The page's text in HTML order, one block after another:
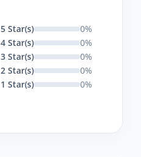
5 Star(s)
0%
4 Star(s)
0%
3 Star(s)
0%
2 Star(s)
0%
1 Star(s)
0%